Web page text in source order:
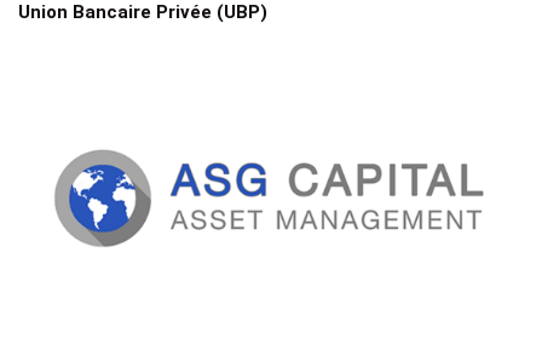
Union Bancaire Privée (UBP)